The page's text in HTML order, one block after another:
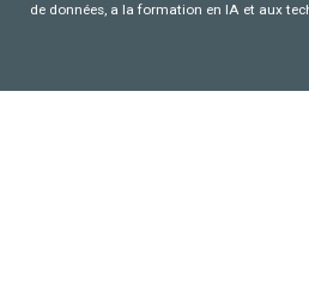
de données, a la formation en IA et aux